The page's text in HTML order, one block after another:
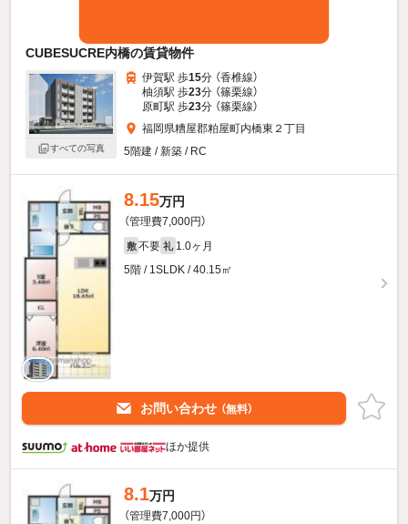
CUBESUCRE内橋の賃貸物件
すべての写真
伊賀駅 歩15分 （香椎線）
柚須駅 歩23分 （篠栗線）
原町駅 歩23分 （篠栗線）
福岡県糟屋郡粕屋町内橋東２丁目
5階建 / 新築 / RC
8.15万円
（管理費7,000円）
敷 不要 礼 1.0ヶ月
5階 / 1SLDK / 40.15㎡
お問い合わせ （無料）
ほか提供
8.1万円
（管理費7,000円）